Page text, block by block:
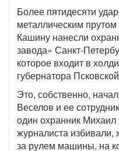
Более пятидесяти
металлическим
Кашину нанесли
завода» Санкт-
которое входит в
губернатора
Это, собственно,
Веселов и ее
один охранник Михаил
журналиста избивали,
за рулем машины, на